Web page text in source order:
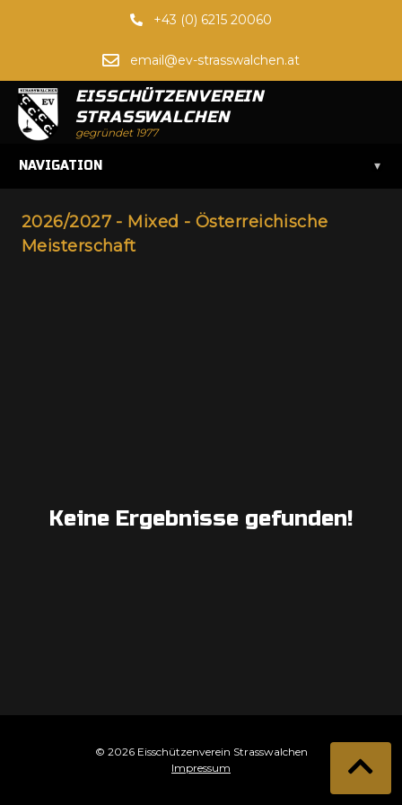
+43 (0) 6215 20060
email@ev-strasswalchen.at
EISSCHÜTZENVEREIN
STRASSWALCHEN
gegründet 1977
NAVIGATION ▾
2026/2027 - Mixed - Österreichische
Meisterschaft
Keine Ergebnisse gefunden!
© 2026 Eisschützenverein Strasswalchen
Impressum